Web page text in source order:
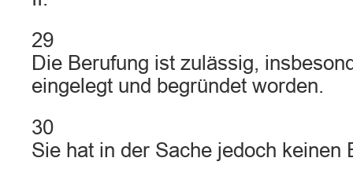
29
Die Berufung ist zulässig,
eingelegt und begründet worden.
30
Sie hat in der Sache jedoch keinen